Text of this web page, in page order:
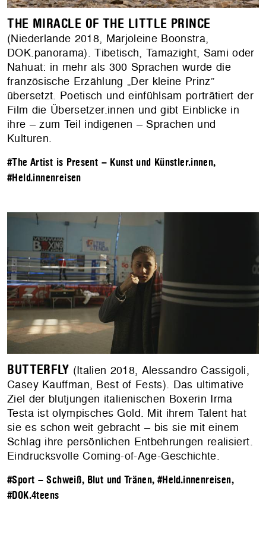
THE MIRACLE OF THE LITTLE PRINCE
(Niederlande 2018, Marjoleine Boonstra,
DOK.panorama). Tibetisch, Tamazight, Sami oder
Nahuat: in mehr als 300 Sprachen wurde die
französische Erzählung „Der kleine Prinz”
übersetzt. Poetisch und einfühlsam porträtiert der
Film die Übersetzer.innen und gibt Einblicke in
ihre – zum Teil indigenen – Sprachen und
Kulturen.
#The Artist is Present – Kunst und Künstler.innen,
#Held.innenreisen
BUTTERFLY (Italien 2018, Alessandro Cassigoli,
Casey Kauffman, Best of Fests). Das ultimative
Ziel der blutjungen italienischen Boxerin Irma
Testa ist olympisches Gold. Mit ihrem Talent hat
sie es schon weit gebracht – bis sie mit einem
Schlag ihre persönlichen Entbehrungen realisiert.
Eindrucksvolle Coming-of-Age-Geschichte.
#Sport – Schweiß, Blut und Tränen, #Held.innenreisen,
#DOK.4teens